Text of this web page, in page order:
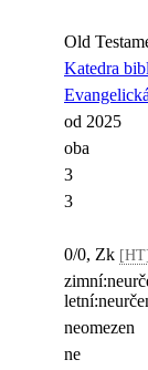
Old
Katedra
od 2025
oba
3
3
0/0, Zk
neomezen
ne